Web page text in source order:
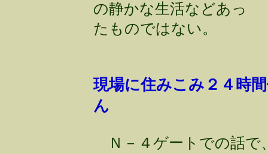
の静かな生活などあっ
たものではない。
現場に住みこみ２４時
ん
Ｎ－４ゲートでの話で